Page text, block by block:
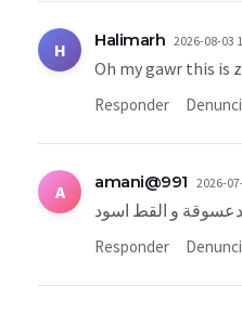
H Halimarh 2026-08-03
Oh my gawr this is
Responder
A amani@991 2026-
و القط اسود
Responder